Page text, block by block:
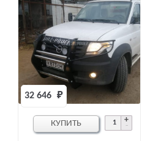
32 646 ₽
КУПИТЬ